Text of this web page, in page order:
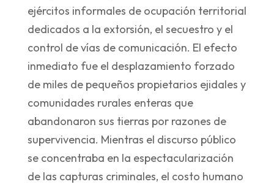
ejércitos informales de ocupación territorial
dedicados a la extorsión, el secuestro y el
control de vías de comunicación. El efecto
inmediato fue el desplazamiento forzado
de miles de pequeños propietarios ejidales y
comunidades rurales enteras que
abandonaron sus tierras por razones de
supervivencia. Mientras el discurso público
se concentraba en la espectacularización
de las capturas criminales, el costo humano